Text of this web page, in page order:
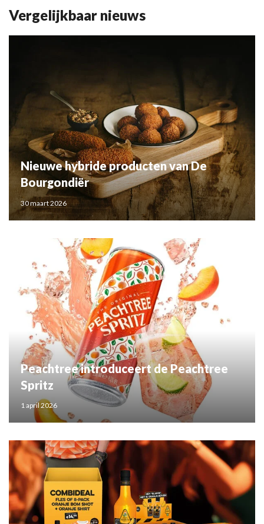
Vergelijkbaar nieuws
Nieuwe hybride producten van De
Bourgondiër
30 maart 2026
Peachtree introduceert de Peachtree
Spritz
1 april 2026